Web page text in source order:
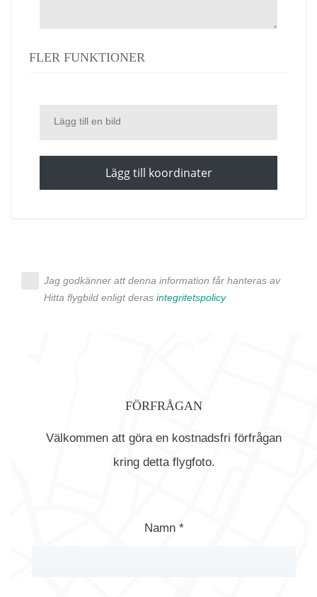
FLER FUNKTIONER
Lägg till en bild
Lägg till koordinater
Jag godkänner att denna information får hanteras av
Hitta flygbild enligt deras integritetspolicy
FÖRFRÅGAN
Välkommen att göra en kostnadsfri förfrågan
kring detta flygfoto.
Namn *